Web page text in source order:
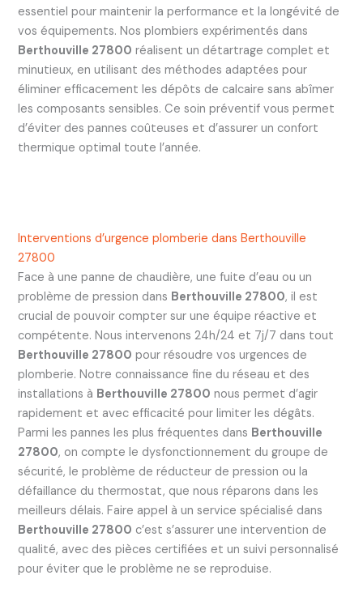
essentiel pour maintenir la performance et la longévité de
vos équipements. Nos plombiers expérimentés dans
Berthouville 27800 réalisent un détartrage complet et
minutieux, en utilisant des méthodes adaptées pour
éliminer efficacement les dépôts de calcaire sans abîmer
les composants sensibles. Ce soin préventif vous permet
d’éviter des pannes coûteuses et d’assurer un confort
thermique optimal toute l’année.
Interventions d’urgence plomberie dans Berthouville
27800
Face à une panne de chaudière, une fuite d’eau ou un
problème de pression dans Berthouville 27800, il est
crucial de pouvoir compter sur une équipe réactive et
compétente. Nous intervenons 24h/24 et 7j/7 dans tout
Berthouville 27800 pour résoudre vos urgences de
plomberie. Notre connaissance fine du réseau et des
installations à Berthouville 27800 nous permet d’agir
rapidement et avec efficacité pour limiter les dégâts.
Parmi les pannes les plus fréquentes dans Berthouville
27800, on compte le dysfonctionnement du groupe de
sécurité, le problème de réducteur de pression ou la
défaillance du thermostat, que nous réparons dans les
meilleurs délais. Faire appel à un service spécialisé dans
Berthouville 27800 c’est s’assurer une intervention de
qualité, avec des pièces certifiées et un suivi personnalisé
pour éviter que le problème ne se reproduise.